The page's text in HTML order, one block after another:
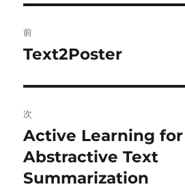
稿
ビ
ゲ
ー
前
前
投
稿:
Text2Poster
次
次
の
投
Active Learning for
Abstractive Text
Summarization